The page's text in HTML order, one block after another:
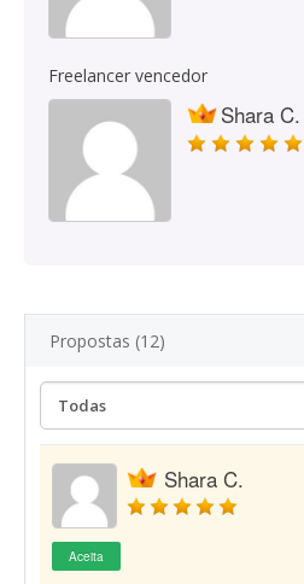
Freelancer vencedor
Shara C.
Propostas (12)
Shara C.
Aceita